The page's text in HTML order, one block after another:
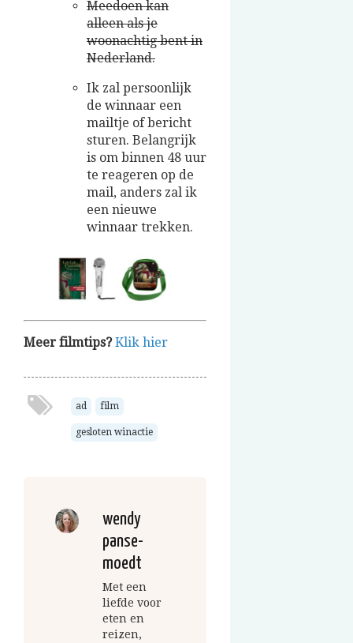
Meedoen kan
alleen als je
woonachtig bent in
Nederland.
Ik zal persoonlijk
de winnaar een
mailtje of bericht
sturen. Belangrijk
is om binnen 48 uur
te reageren op de
mail, anders zal ik
een nieuwe
winnaar trekken.
Meer filmtips? Klik hier
ad film
gesloten winactie
wendy
panse-
moedt
Met een
liefde voor
eten en
reizen,